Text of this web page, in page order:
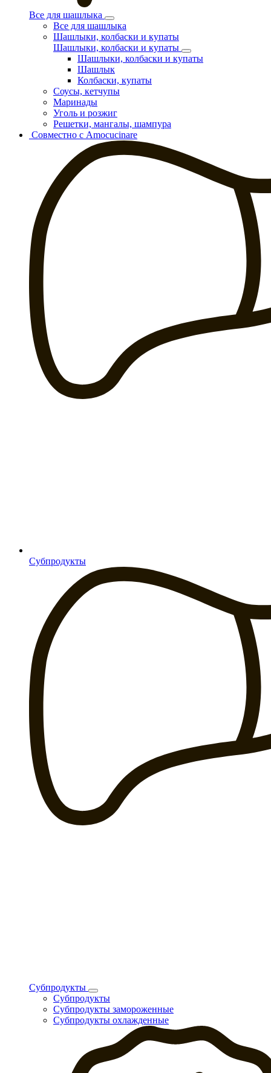
Все для шашлыка
Все для шашлыка
Шашлыки, колбаски и купаты
Шашлыки, колбаски и купаты
Шашлыки, колбаски и купаты
Шашлык
Колбаски, купаты
Соусы, кетчупы
Маринады
Уголь и розжиг
Решетки, мангалы, шампура
Совместно с Amocucinare
Субпродукты
Субпродукты
Субпродукты
Субпродукты замороженные
Субпродукты охлажденные